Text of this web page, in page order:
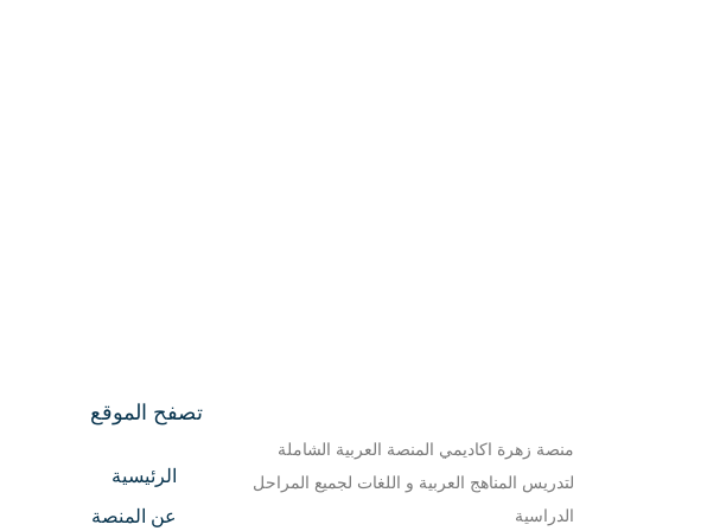
منصة زهرة اكاديمي المنصة العربية الشاملة
لتدريس المناهج العربية و اللغات لجميع المراحل
الدراسية
تصفح الموقع
الرئيسية
عن المنصة